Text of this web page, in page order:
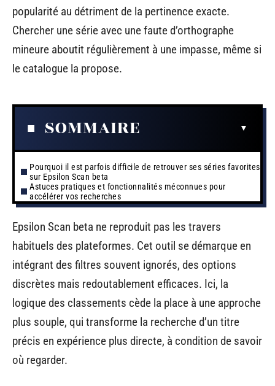
popularité au détriment de la pertinence exacte.
Chercher une série avec une faute d’orthographe
mineure aboutit régulièrement à une impasse, même si
le catalogue la propose.
SOMMAIRE
Pourquoi il est parfois difficile de retrouver ses séries favorites
sur Epsilon Scan beta
Astuces pratiques et fonctionnalités méconnues pour
accélérer vos recherches
Epsilon Scan beta ne reproduit pas les travers
habituels des plateformes. Cet outil se démarque en
intégrant des filtres souvent ignorés, des options
discrètes mais redoutablement efficaces. Ici, la
logique des classements cède la place à une approche
plus souple, qui transforme la recherche d’un titre
précis en expérience plus directe, à condition de savoir
où regarder.